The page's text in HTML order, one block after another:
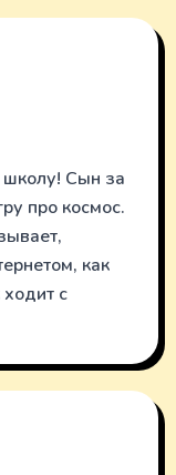
Сын за
про космос.
как
с